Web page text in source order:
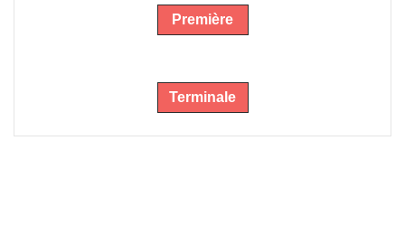
Première
Terminale